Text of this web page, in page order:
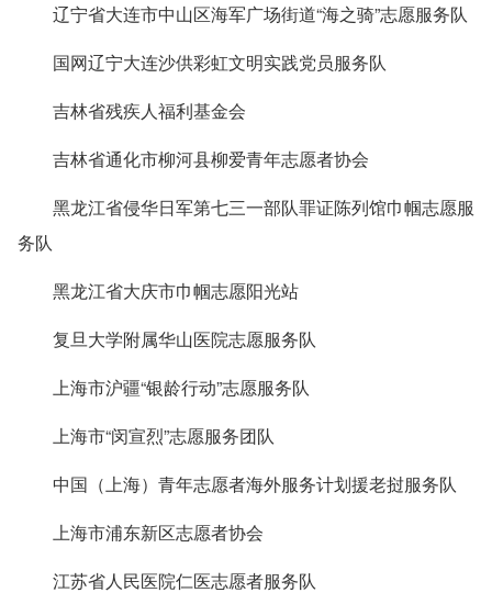
辽宁省大连市中山区海军广场街道“海之骑”志愿服务队
国网辽宁大连沙供彩虹文明实践党员服务队
吉林省残疾人福利基金会
吉林省通化市柳河县柳爱青年志愿者协会
黑龙江省侵华日军第七三一部队罪证陈列馆巾帼志愿服
务队
黑龙江省大庆市巾帼志愿阳光站
复旦大学附属华山医院志愿服务队
上海市沪疆“银龄行动”志愿服务队
上海市“闵宣烈”志愿服务团队
中国（上海）青年志愿者海外服务计划援老挝服务队
上海市浦东新区志愿者协会
江苏省人民医院仁医志愿者服务队